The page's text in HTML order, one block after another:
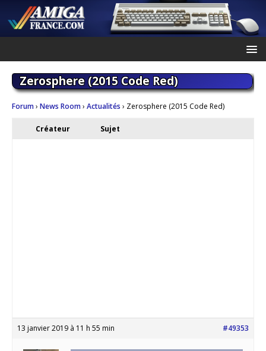
Zerosphere (2015 Code Red)
Forum› News Room› Actualités › Zerosphere (2015 Code Red)
Créateur Sujet
13 janvier 2019 à 11 h 55 min #49353